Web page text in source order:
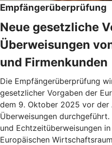
Empfängerüberprüfung
Neue gesetzliche
Überweisungen
und Firmenkunden
Die Empfängerüberprüfung
gesetzlicher Vorgaben der
dem 9. Oktober 2025 vor
Überweisungen
und Echtzeitüberweisungen
Europäischen